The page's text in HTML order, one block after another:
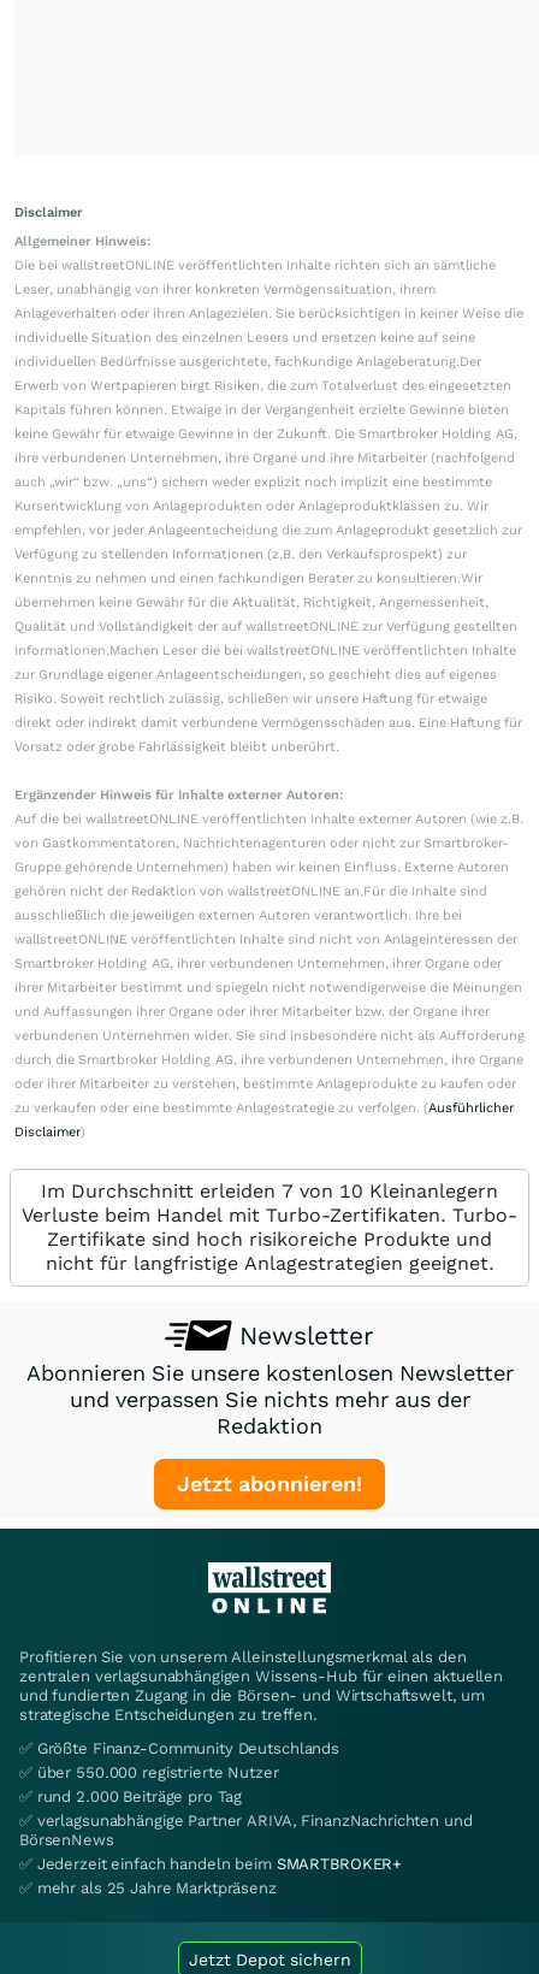
Disclaimer
Allgemeiner Hinweis:
Die bei wallstreetONLINE veröffentlichten Inhalte richten sich an sämtliche
Leser, unabhängig von ihrer konkreten Vermögenssituation, ihrem
Anlageverhalten oder ihren Anlagezielen. Sie berücksichtigen in keiner Weise die
individuelle Situation des einzelnen Lesers und ersetzen keine auf seine
individuellen Bedürfnisse ausgerichtete, fachkundige Anlageberatung.Der
Erwerb von Wertpapieren birgt Risiken, die zum Totalverlust des eingesetzten
Kapitals führen können. Etwaige in der Vergangenheit erzielte Gewinne bieten
keine Gewähr für etwaige Gewinne in der Zukunft. Die Smartbroker Holding AG,
ihre verbundenen Unternehmen, ihre Organe und ihre Mitarbeiter (nachfolgend
auch „wir“ bzw. „uns“) sichern weder explizit noch implizit eine bestimmte
Kursentwicklung von Anlageprodukten oder Anlageproduktklassen zu. Wir
empfehlen, vor jeder Anlageentscheidung die zum Anlageprodukt gesetzlich zur
Verfügung zu stellenden Informationen (z.B. den Verkaufsprospekt) zur
Kenntnis zu nehmen und einen fachkundigen Berater zu konsultieren.Wir
übernehmen keine Gewähr für die Aktualität, Richtigkeit, Angemessenheit,
Qualität und Vollständigkeit der auf wallstreetONLINE zur Verfügung gestellten
Informationen.Machen Leser die bei wallstreetONLINE veröffentlichten Inhalte
zur Grundlage eigener Anlageentscheidungen, so geschieht dies auf eigenes
Risiko. Soweit rechtlich zulässig, schließen wir unsere Haftung für etwaige
direkt oder indirekt damit verbundene Vermögensschäden aus. Eine Haftung für
Vorsatz oder grobe Fahrlässigkeit bleibt unberührt.
Ergänzender Hinweis für Inhalte externer Autoren:
Auf die bei wallstreetONLINE veröffentlichten Inhalte externer Autoren (wie z.B.
von Gastkommentatoren, Nachrichtenagenturen oder nicht zur Smartbroker-
Gruppe gehörende Unternehmen) haben wir keinen Einfluss. Externe Autoren
gehören nicht der Redaktion von wallstreetONLINE an.Für die Inhalte sind
ausschließlich die jeweiligen externen Autoren verantwortlich. Ihre bei
wallstreetONLINE veröffentlichten Inhalte sind nicht von Anlageinteressen der
Smartbroker Holding AG, ihrer verbundenen Unternehmen, ihrer Organe oder
ihrer Mitarbeiter bestimmt und spiegeln nicht notwendigerweise die Meinungen
und Auffassungen ihrer Organe oder ihrer Mitarbeiter bzw. der Organe ihrer
verbundenen Unternehmen wider. Sie sind insbesondere nicht als Aufforderung
durch die Smartbroker Holding AG, ihre verbundenen Unternehmen, ihre Organe
oder ihrer Mitarbeiter zu verstehen, bestimmte Anlageprodukte zu kaufen oder
zu verkaufen oder eine bestimmte Anlagestrategie zu verfolgen. (Ausführlicher
Disclaimer)
Im Durchschnitt erleiden 7 von 10 Kleinanlegern
Verluste beim Handel mit Turbo-Zertifikaten. Turbo-
Zertifikate sind hoch risikoreiche Produkte und
nicht für langfristige Anlagestrategien geeignet.
Newsletter
Abonnieren Sie unsere kostenlosen Newsletter
und verpassen Sie nichts mehr aus der
Redaktion
Jetzt abonnieren!
Profitieren Sie von unserem Alleinstellungsmerkmal als den
zentralen verlagsunabhängigen Wissens-Hub für einen aktuellen
und fundierten Zugang in die Börsen- und Wirtschaftswelt, um
strategische Entscheidungen zu treffen.
✅ Größte Finanz-Community Deutschlands
✅ über 550.000 registrierte Nutzer
✅ rund 2.000 Beiträge pro Tag
✅ verlagsunabhängige Partner ARIVA, FinanzNachrichten und
BörsenNews
✅ Jederzeit einfach handeln beim SMARTBROKER+
✅ mehr als 25 Jahre Marktpräsenz
Jetzt Depot sichern